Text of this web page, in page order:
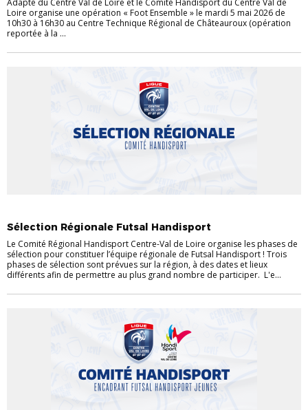
Adapté du Centre Val de Loire et le Comité Handisport du Centre Val de
Loire organise une opération « Foot Ensemble » le mardi 5 mai 2026 de
10h30 à 16h30 au Centre Technique Régional de Châteauroux (opération
reportée à la ...
Sélection Régionale Futsal Handisport
Le Comité Régional Handisport Centre-Val de Loire organise les phases de
sélection pour constituer l’équipe régionale de Futsal Handisport ! Trois
phases de sélection sont prévues sur la région, à des dates et lieux
différents afin de permettre au plus grand nombre de participer. L'e...